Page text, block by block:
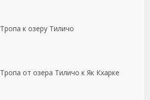
Тропа к озеру Тиличо
Тропа от озера Тиличо к Як Кхарке